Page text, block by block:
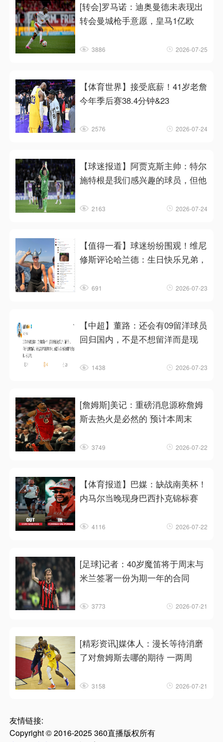
[转会]罗马诺：迪奥曼德未表现出
转会曼城枪手意愿，皇马1亿欧
3886 2026-07-25
【体育世界】接受底薪！41岁老詹
今年季后赛38.4分钟&23
2576 2026-07-24
【球迷报道】阿贾克斯主帅：特尔
施特根是我们感兴趣的球员，但他
2163 2026-07-24
【值得一看】球迷纷纷围观！维尼
修斯评论哈兰德：生日快乐兄弟，
691 2026-07-23
【中超】董路：还会有09留洋球员
回归国内，不是不想留洋而是现
1438 2026-07-23
[詹姆斯]美记：重磅消息源称詹姆
斯去热火是必然的 预计本周末
3749 2026-07-22
【体育报道】巴媒：缺战南美杯！
内马尔当晚现身巴西扑克锦标赛
4116 2026-07-22
[足球]记者：40岁魔笛将于周末与
米兰签署一份为期一年的合同
3773 2026-07-21
[精彩资讯]媒体人：漫长等待消磨
了对詹姆斯去哪的期待 一两周
3158 2026-07-21
友情链接:
Copyright © 2016-2025 360直播版权所有